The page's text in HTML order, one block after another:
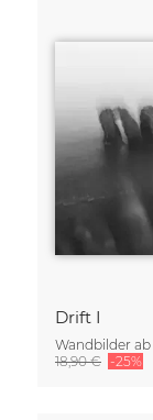
Drift I
Wandbilder ab
18,90 € -25%